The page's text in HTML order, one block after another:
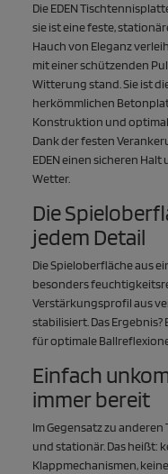
Die EDEN
sie ist eine feste,
Hauch von Eleganz
mit einer schützenden
Witterung stand. Sie ist
herkömmlichen
Konstruktion und
Dank der festen
EDEN einen sicheren
Wetter.
Die
jedem Detail
Die Spieloberfläche aus
besonders
Verstärkungsprofil aus
stabilisiert. Das
für optimale
Einfach
immer bereit
Im Gegensatz zu
und stationär. Das heißt:
Klappmechanismen,